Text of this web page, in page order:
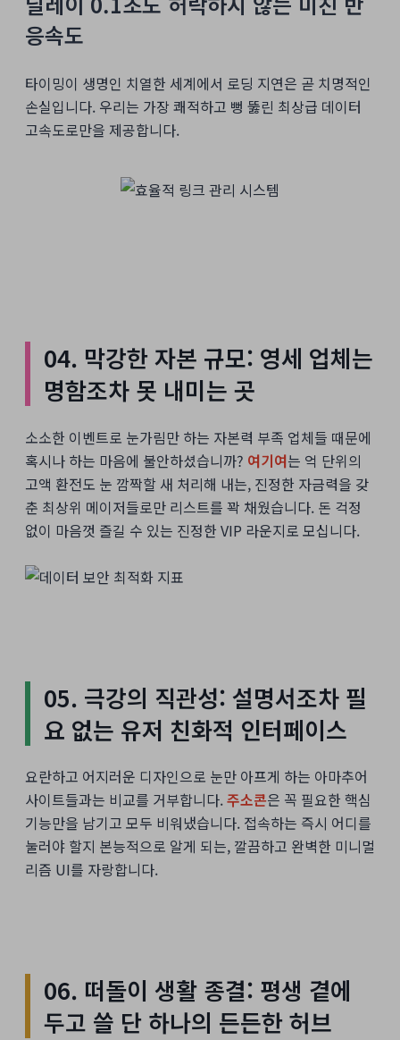
응속도
타이밍이 생명인 치열한 세계에서 로딩 지연은 곧 치명적인
손실입니다. 우리는 가장 쾌적하고 뻥 뚫린 최상급 데이터
고속도로만을 제공합니다.
04. 막강한 자본 규모: 영세 업체는
명함조차 못 내미는 곳
소소한 이벤트로 눈가림만 하는 자본력 부족 업체들 때문에
혹시나 하는 마음에 불안하셨습니까? 여기여는 억 단위의
고액 환전도 눈 깜짝할 새 처리해 내는, 진정한 자금력을 갖
춘 최상위 메이저들로만 리스트를 꽉 채웠습니다. 돈 걱정
없이 마음껏 즐길 수 있는 진정한 VIP 라운지로 모십니다.
05. 극강의 직관성: 설명서조차 필
요 없는 유저 친화적 인터페이스
요란하고 어지러운 디자인으로 눈만 아프게 하는 아마추어
사이트들과는 비교를 거부합니다.주소콘은 꼭 필요한 핵심
기능만을 남기고 모두 비워냈습니다. 접속하는 즉시 어디를
눌러야 할지 본능적으로 알게 되는, 깔끔하고 완벽한 미니멀
리즘 UI를 자랑합니다.
06. 떠돌이 생활 종결: 평생 곁에
두고 쓸 단 하나의 든든한 허브